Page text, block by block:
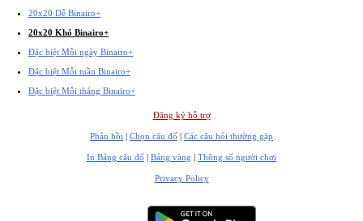
20x20 Dễ Binairo+
20x20 Khó Binairo+
Đặc biệt Mỗi ngày Binairo+
Đặc biệt Mỗi tuần Binairo+
Đặc biệt Mỗi tháng Binairo+
Đăng ký hỗ trợ
Phản hồi | Chọn câu đố | Các câu hỏi thường gặp
In Bảng câu đố | Bảng vàng | Thông số người chơi
Privacy Policy